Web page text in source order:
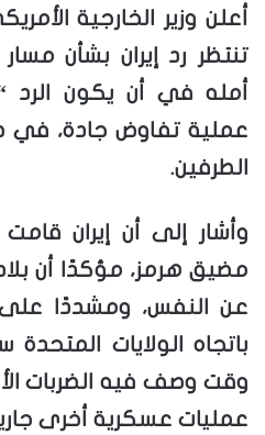
أعلن وزير الخارجية
تنتظر رد إيران بشأن
أمله في أن يكون الرد
عملية تفاوض جادة، في
الطرفين.
وأشار إلى أن إيران
مضيق هرمز، مؤكدًا أن
عن النفس، ومشددًا على
باتجاه الولايات
وقت وصف فيه الضربات
عمليات عسكرية أخرى